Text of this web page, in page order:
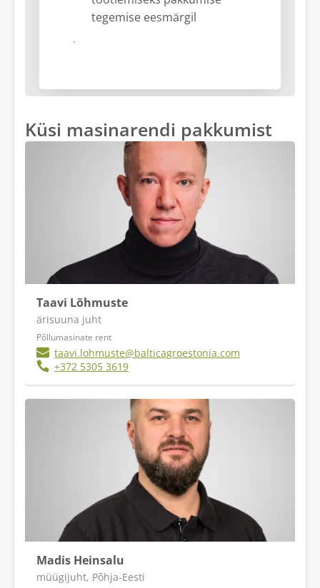
tegemise eesmärgil
Saada
Küsi masinarendi pakkumist
Taavi Lõhmuste
ärisuuna juht
Põllumasinate rent
taavi.lohmuste@balticagroestonia.com
+372 5305 3619
Madis Heinsalu
müügijuht, Põhja-Eesti